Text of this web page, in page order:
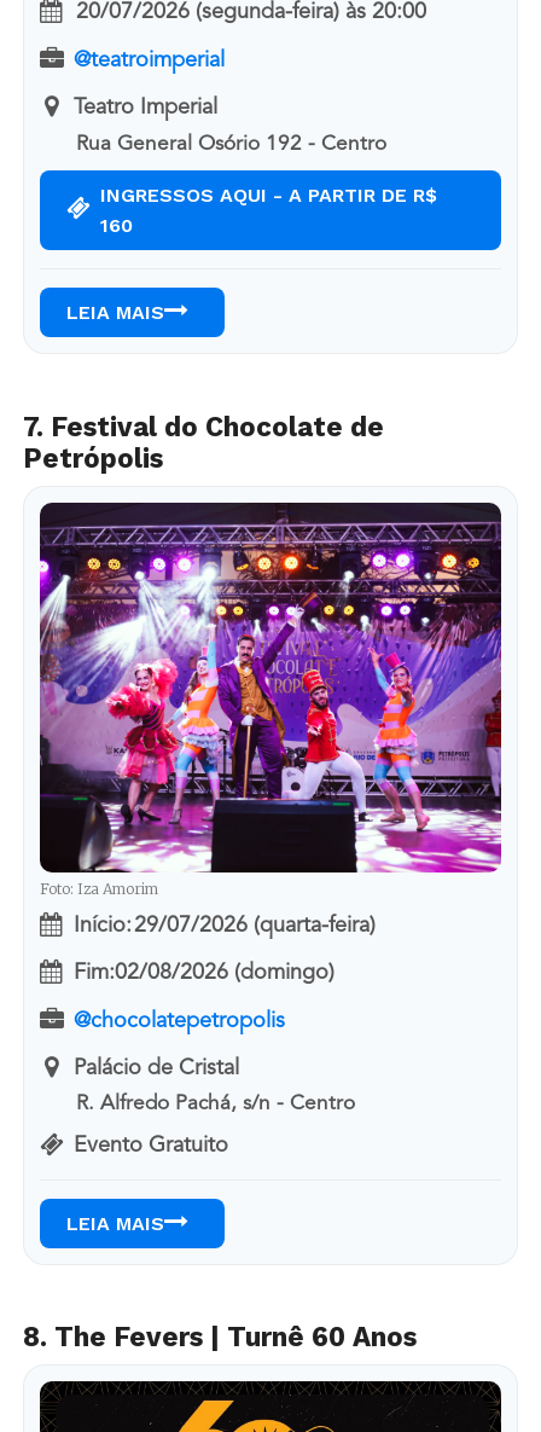
20/07/2026 (segunda-feira) às 20:00
@teatroimperial
Teatro Imperial
Rua General Osório 192 - Centro
INGRESSOS AQUI - A PARTIR DE R$
160
LEIA MAIS
7. Festival do Chocolate de
Petrópolis
Foto: Iza Amorim
Início:29/07/2026 (quarta-feira)
Fim:02/08/2026 (domingo)
@chocolatepetropolis
Palácio de Cristal
R. Alfredo Pachá, s/n - Centro
Evento Gratuito
LEIA MAIS
8. The Fevers | Turnê 60 Anos